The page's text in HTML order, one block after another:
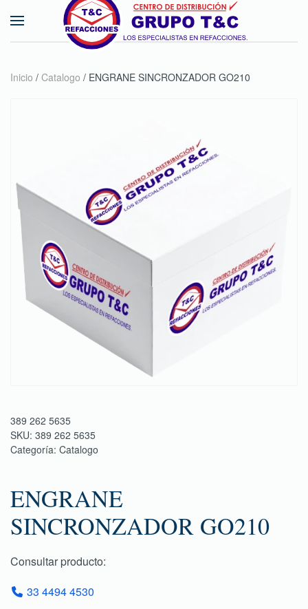
Skip to main content
Inicio / Catalogo / ENGRANE SINCRONZADOR GO210
389 262 5635
SKU: 389 262 5635
Categoría: Catalogo
ENGRANE
SINCRONZADOR GO210
Consultar producto:
33 4494 4530